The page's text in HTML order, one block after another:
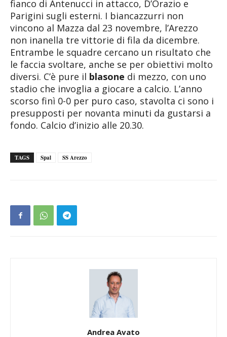
fianco di Antenucci in attacco, D’Orazio e
Parigini sugli esterni. I biancazzurri non
vincono al Mazza dal 23 novembre, l’Arezzo
non inanella tre vittorie di fila da dicembre.
Entrambe le squadre cercano un risultato che
le faccia svoltare, anche se per obiettivi molto
diversi. C’è pure il blasone di mezzo, con uno
stadio che invoglia a giocare a calcio. L’anno
scorso finì 0-0 per puro caso, stavolta ci sono i
presupposti per novanta minuti da gustarsi a
fondo. Calcio d’inizio alle 20.30.
TAGS Spal SS Arezzo
Andrea Avato